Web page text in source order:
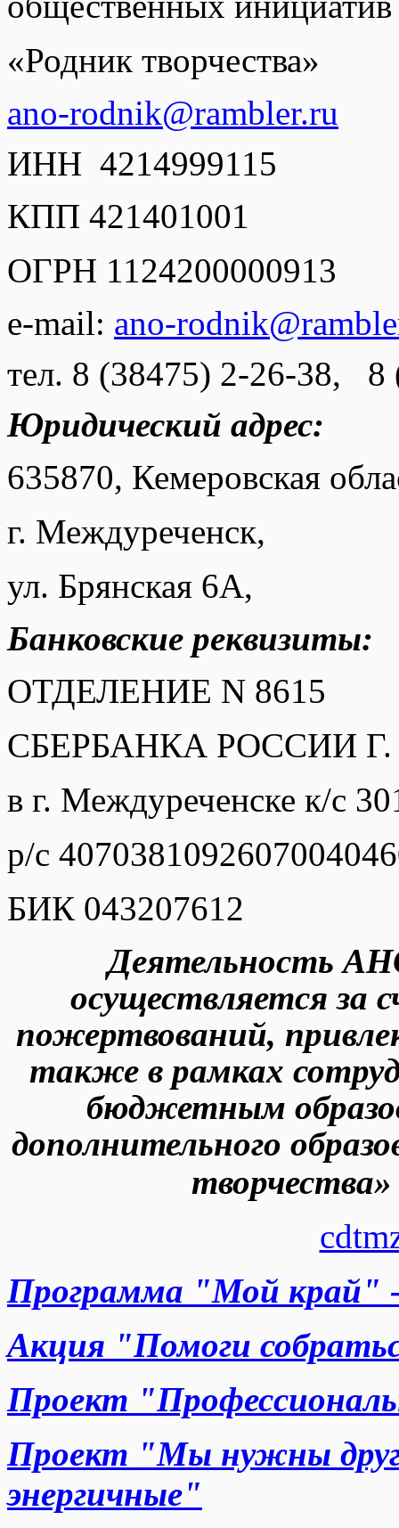
«Родник творчества»
ano-rodnik@rambler.ru
ИНН 4214999115
КПП 421401001
ОГРН 1124200000913
e-mail: ano-
тел. 8 (38475) 2-26-38, 8
Юридический адрес:
635870, Кемеровская
г. Междуреченск,
ул. Брянская 6А,
Банковские реквизиты:
ОТДЕЛЕНИЕ N 8615
СБЕРБАНКА РОССИИ
в г. Междуреченске к/с
р/с
БИК 043207612
Деятельность
осуществляетсяза
пожертвований,
также в рамках
бюджетным
дополнительного
Программа "Мой край"
Акция "Помоги
Проект
Проект "Мы нужны
энергичные"